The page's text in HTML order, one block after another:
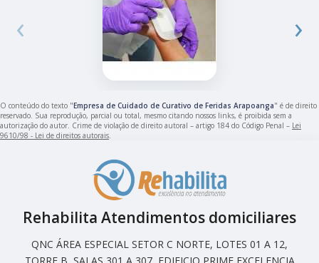
‹ ›
O conteúdo do texto "Empresa de Cuidado de Curativo de Feridas Arapoanga" é de direito
reservado. Sua reprodução, parcial ou total, mesmo citando nossos links, é proibida sem a
autorização do autor. Crime de violação de direito autoral – artigo 184 do Código Penal – Lei
9610/98 - Lei de direitos autorais
Rehabilita Atendimentos domiciliares
QNC ÁREA ESPECIAL SETOR C NORTE, LOTES 01 A 12,